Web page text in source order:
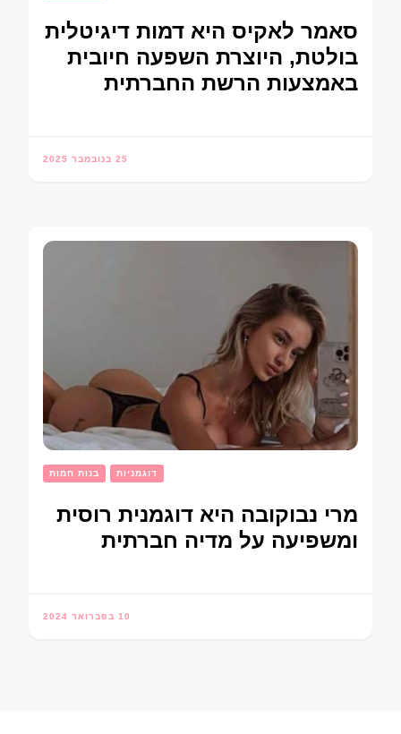
סאמר לאקיס היא דמות דיגיטלית
בולטת, היוצרת השפעה חיובית
באמצעות הרשת החברתית
25 בנובמבר 2025
בנות חמות דוגמניות
מרי נבוקובה היא דוגמנית רוסית
ומשפיעה על מדיה חברתית
10 בפברואר 2024